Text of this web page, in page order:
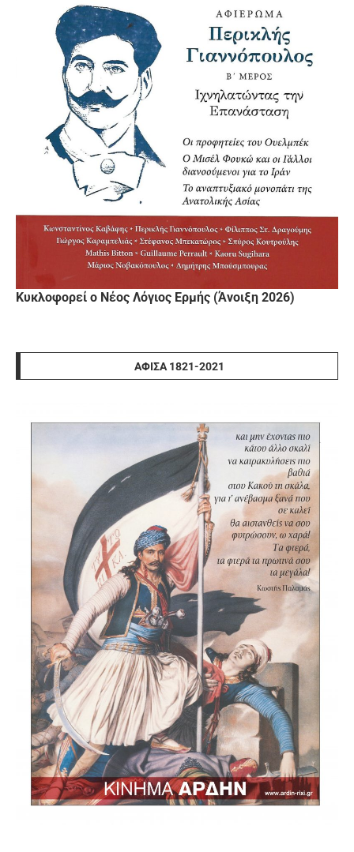
Κυκλοφορεί ο Νέος Λόγιος Ερμής (Άνοιξη 2026)
ΑΦΊΣΑ 1821-2021